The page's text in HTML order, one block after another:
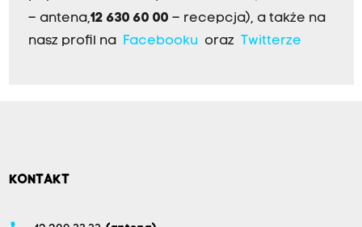
– antena,12 630 60 00 – recepcja), a także na
nasz profil na Facebookuoraz Twitterze
KONTAKT